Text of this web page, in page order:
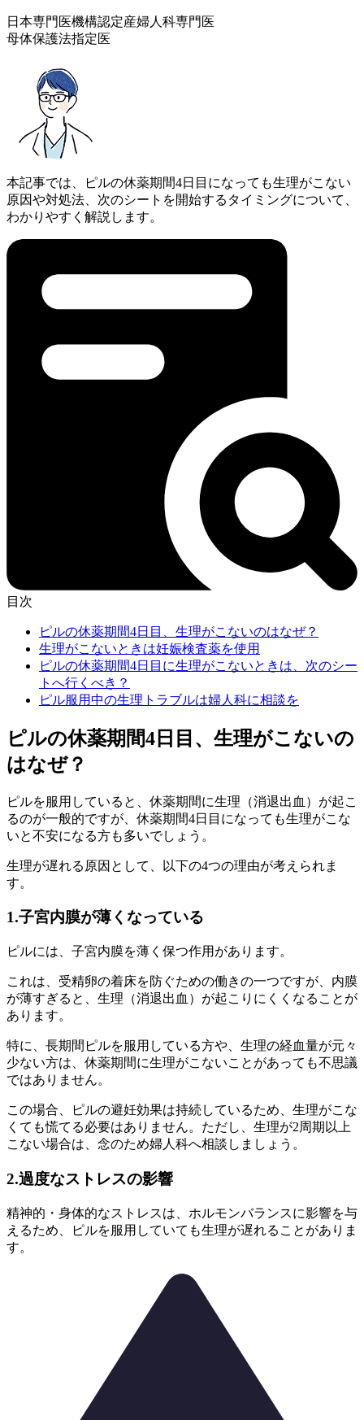
日本専門医機構認定産婦人科専門医
母体保護法指定医
本記事では、ピルの休薬期間4日目になっても生理がこない
原因や対処法、次のシートを開始するタイミングについて、
わかりやすく解説します。
目次
ピルの休薬期間4日目、生理がこないのはなぜ？
生理がこないときは妊娠検査薬を使用
ピルの休薬期間4日目に生理がこないときは、次のシー
トへ行くべき？
ピル服用中の生理トラブルは婦人科に相談を
ピルの休薬期間4日目、生理がこないの
はなぜ？
ピルを服用していると、休薬期間に生理（消退出血）が起こ
るのが一般的ですが、 休薬期間4日目になっても生理がこな
いと不安になる方も多いでしょう。
生理が遅れる原因として、以下の4つの理由が考えられま
す。
1.子宮内膜が薄くなっている
ピルには、子宮内膜を薄く保つ作用があります。
これは、受精卵の着床を防ぐための働きの一つですが、 内膜
が薄すぎると、生理（消退出血）が起こりにくくなることが
あります。
特に、長期間ピルを服用している方や、生理の経血量が元々
少ない方は、休薬期間に生理がこないことがあっても不思議
ではありません。
この場合、ピルの避妊効果は持続しているため、生理がこな
くても慌てる必要はありません。ただし、 生理が2周期以上
こない場合は、念のため婦人科へ相談しましょう。
2.過度なストレスの影響
精神的・身体的なストレスは、ホルモンバランスに影響を与
えるため、ピルを服用していても生理が遅れることがありま
す。